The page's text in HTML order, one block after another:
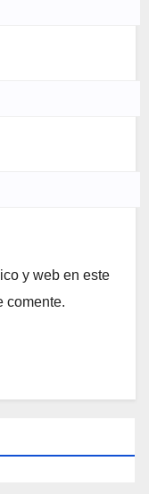
y web en este
comente.